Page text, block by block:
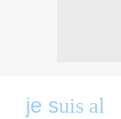
je suis al